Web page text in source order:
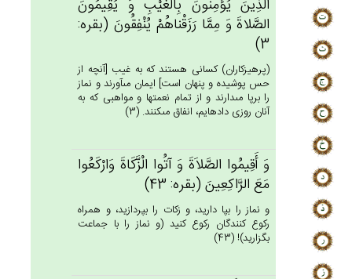
الَّذِين‌َ يُؤْمِنُون‌َ بِالْغَيْب‌ِ وَ يُقِيمُون‌َ
الصَّلاة‌َ وَ مِمَّا رَزَقْناهُم‌ْ يُنْفِقُون‌َ (بقره:
3)
(پرهيزكاران) كسانى هستند كه به غيب [آنچه از
حس پوشيده و پنهان است‏] ايمان مى‏آورند و نماز
را برپا مى‏دارند و از تمام نعمتها و مواهبى كه به
آنان روزى داده‏ايم، انفاق مى‏كنند. (3)
وَ أَقِيمُوا الصَّلاَة‌َ وَ آتُوا الْزَّكَاة‌َ وَارْكَعُوا
مَع‌َ الرَّاكِعِين‌َ (بقره: 43)
و نماز را بپا داريد، و زكات را بپردازيد، و همراه
ركوع كنندگان ركوع كنيد (و نماز را با جماعت
بگزاريد)! (43)